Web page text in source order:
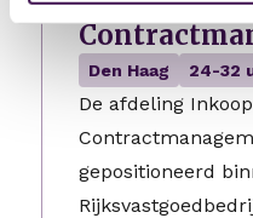
Onderhoud
Den Haag 24-32
De afdeling
gepositioneerd